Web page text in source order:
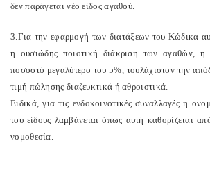
δεν παράγεται νέο είδος αγαθού.
3.Για την εφαρμογή των διατάξεων του Κώδικα
η ουσιώδης ποιοτική διάκριση των αγαθών, η
ποσοστό μεγαλύτερο του 5%, τουλάχιστον την
τιμή πώλησης διαζευκτικά ή αθροιστικά.
Ειδικά, για τις ενδοκοινοτικές συναλλαγές η
του είδους λαμβάνεται όπως αυτή καθορίζεται
νομοθεσία.